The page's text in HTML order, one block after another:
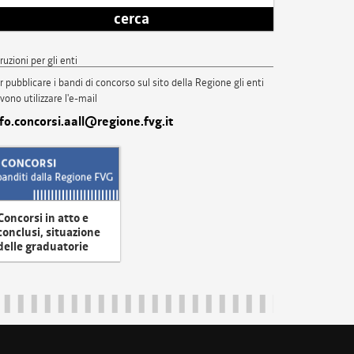
cerca
per gli enti
pubblicare i bandi di concorso sul sito della Regione gli enti
utilizzare l'e-mail
in atto e
situazione
graduatorie